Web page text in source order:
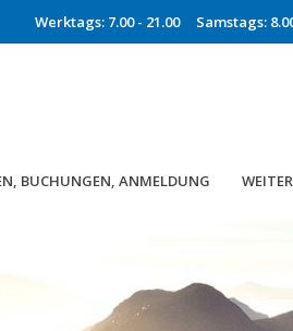
Werktags: 7.00 - 21.00 Samstags:
BUCHUNGEN, ANMELDUNG